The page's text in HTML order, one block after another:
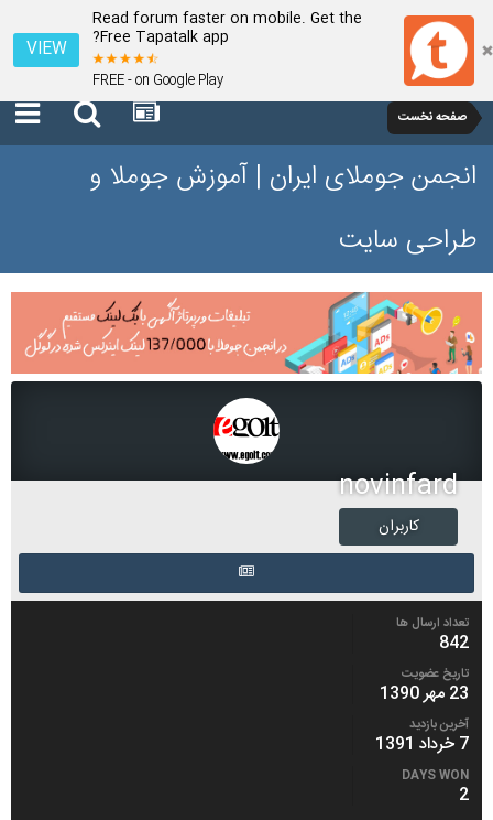
Read forum faster on mobile. Get the
Free Tapatalk app?
FREE - on Google Play
VIEW
صفحه نخست
انجمن جوملای ایران | آموزش جوملا و
طراحی سایت
novinfard
کاربران
تعداد ارسال ها
842
تاریخ عضویت
23 مهر 1390
آخرین بازدید
7 خرداد 1391
DAYS WON
2